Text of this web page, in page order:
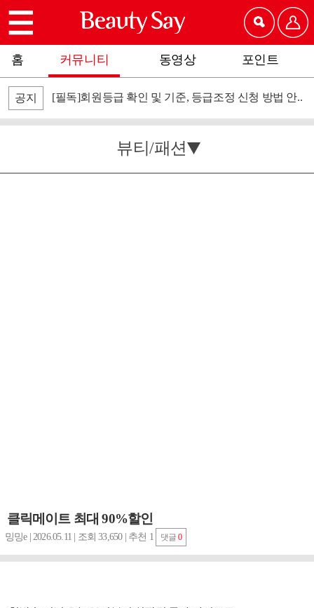
홈 커뮤니티 동영상 포인트
공지 [필독]회원등급 확인 및 기준, 등급조정 신청 방법 안..
뷰티/패션
클릭메이트 최대 90%할인
밍밍e | 2026.05.11 | 조회 33,650 | 추천 1 댓글 0